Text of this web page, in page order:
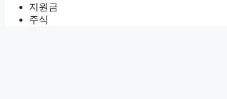
지원금
주식